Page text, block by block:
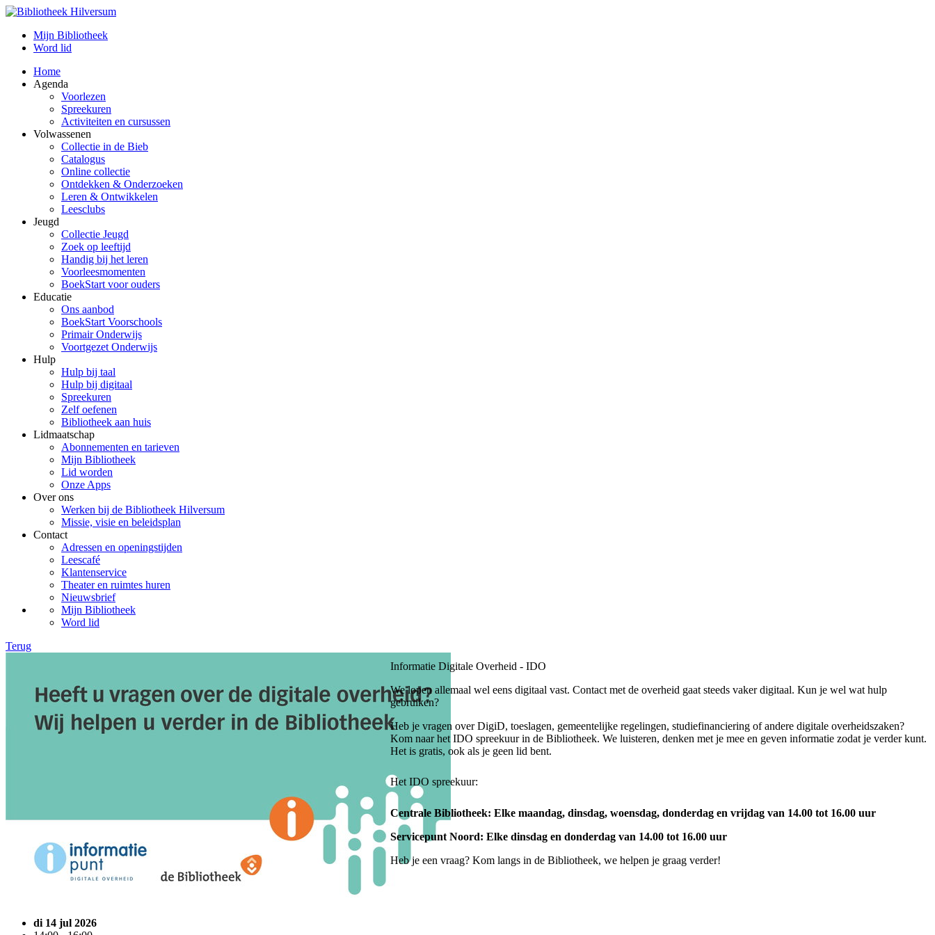
Mijn Bibliotheek
Word lid
Home
Agenda
Voorlezen
Spreekuren
Activiteiten en cursussen
Volwassenen
Collectie in de Bieb
Catalogus
Online collectie
Ontdekken & Onderzoeken
Leren & Ontwikkelen
Leesclubs
Jeugd
Collectie Jeugd
Zoek op leeftijd
Handig bij het leren
Voorleesmomenten
BoekStart voor ouders
Educatie
Ons aanbod
BoekStart Voorschools
Primair Onderwijs
Voortgezet Onderwijs
Hulp
Hulp bij taal
Hulp bij digitaal
Spreekuren
Zelf oefenen
Bibliotheek aan huis
Lidmaatschap
Abonnementen en tarieven
Mijn Bibliotheek
Lid worden
Onze Apps
Over ons
Werken bij de Bibliotheek Hilversum
Missie, visie en beleidsplan
Contact
Adressen en openingstijden
Leescafé
Klantenservice
Theater en ruimtes huren
Nieuwsbrief
Mijn Bibliotheek
Word lid
Terug
di 14 jul 2026
Informatie Digitale Overheid - IDO
We lopen allemaal wel eens digitaal vast. Contact met de overheid gaat steeds vaker digitaal. Kun je wel wat hulp
gebruiken?
Heb je vragen over DigiD, toeslagen, gemeentelijke regelingen, studiefinanciering of andere digitale overheidszaken?
Kom naar het IDO spreekuur in de Bibliotheek. We luisteren, denken met je mee en geven informatie zodat je verder kunt.
Het is gratis, ook als je geen lid bent.
Het IDO spreekuur:
Centrale Bibliotheek: Elke maandag, dinsdag, woensdag, donderdag en vrijdag van 14.00 tot 16.00 uur
Servicepunt Noord: Elke dinsdag en donderdag van 14.00 tot 16.00 uur
Heb je een vraag? Kom langs in de Bibliotheek, we helpen je graag verder!